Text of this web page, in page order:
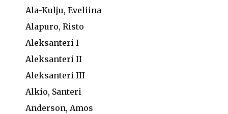
Ala-Kulju, Eveliina
Alapuro, Risto
Aleksanteri I
Aleksanteri II
Aleksanteri III
Alkio, Santeri
Anderson, Amos